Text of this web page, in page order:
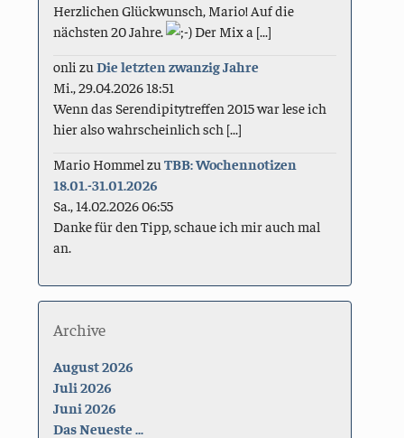
Herzlichen Glückwunsch, Mario! Auf die
nächsten 20 Jahre.
Der Mix a [...]
onli zuDie letzten zwanzig Jahre
Mi., 29.04.2026 18:51
Wenn das Serendipitytreffen 2015 war lese ich
hier also wahrscheinlich sch [...]
Mario Hommel zuTBB: Wochennotizen
18.01.-31.01.2026
Sa., 14.02.2026 06:55
Danke für den Tipp, schaue ich mir auch mal
an.
Archive
August 2026
Juli 2026
Juni 2026
Das Neueste ...